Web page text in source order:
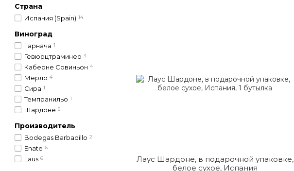
Лаус Шардоне, в подарочной упаковке,
белое сухое, Испания
Страна
Испания (Spain) 14
Виноград
Гарнача 1
Гевюрцтраминер 3
Каберне Совиньон 4
Мерло 4
Сира 1
Темпранильо 1
Шардоне 5
Производитель
Bodegas Barbadillo 2
Enate 6
Laus 6